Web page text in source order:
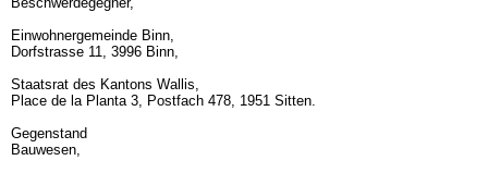
Einwohnergemeinde Binn,
Dorfstrasse 11, 3996 Binn,
Staatsrat des Kantons Wallis,
Place de la Planta 3, Postfach 478, 1951 Sitten.
Gegenstand
Bauwesen,